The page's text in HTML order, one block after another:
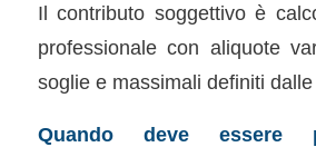
Il contributo soggettivo è
professionale con aliquote
soglie e massimali definiti
Quando deve essere